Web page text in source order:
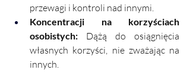
przewagi i kontroli nad innymi.
Koncentracji na korzyściach
osobistych: Dążą do osiągnięcia
własnych korzyści, nie zważając na
innych.